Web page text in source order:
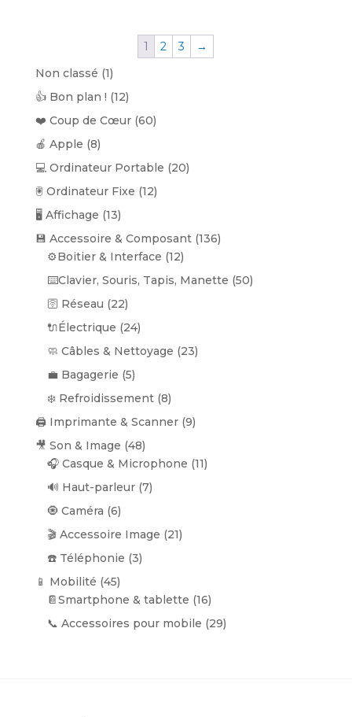
1 2 3
→
Non classé 11
produit
👍 Bon plan ! 1212
produits
❤️ Coup de Cœur 6060
🍎 Apple 88
produits
💻 Ordinateur Portable 2020
🖲️ Ordinateur Fixe 1212
🖥️ Affichage 1313
produits
💾 Accessoire & Composant 136136
⚙️Boitier & Interface 1212
produits
⌨️Clavier, Souris, Tapis, Manette 5050
🛜 Réseau 2222
produits
🔌Électrique 2424
produits
🧼 Câbles & Nettoyage 2323
💼 Bagagerie 55
produits
❄️ Refroidissement 88
produits
🖨️ Imprimante & Scanner 99
🎥 Son & Image 4848
produits
🎧 Casque & Microphone 1111
🔊 Haut-parleur 77
🧿 Caméra 66
produits
🎬 Accessoire Image 2121
☎️ Téléphonie 33
📱 Mobilité 4545
produits
📔Smartphone & tablette 1616
produits
📞 Accessoires pour mobile 2929